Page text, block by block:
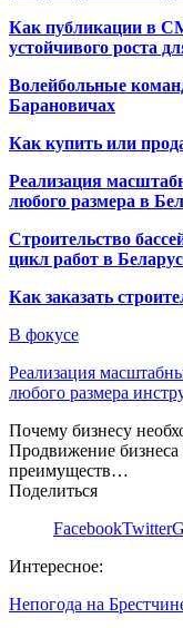
Как публикации в
устойчивого роста
Волейбольные
Барановичах
Как купить или
Реализация
любого размера в
Строительство
цикл работ в
Как заказать
В фокусе
Реализация
любого размера
Почему бизнесу
Продвижение
преимуществ…
Поделиться
FacebookTwitter
Интересное:
Непогода на